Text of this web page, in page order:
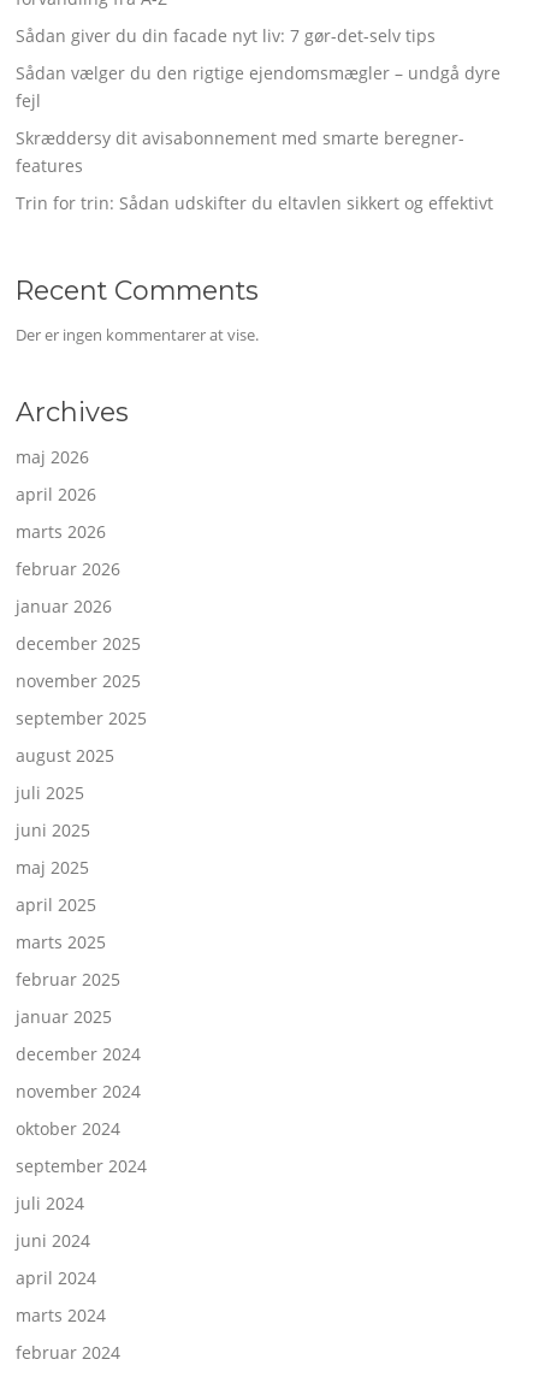
Sådan giver du din facade nyt liv: 7 gør-det-selv tips
Sådan vælger du den rigtige ejendomsmægler – undgå dyre
fejl
Skræddersy dit avisabonnement med smarte beregner-
features
Trin for trin: Sådan udskifter du eltavlen sikkert og effektivt
Recent Comments
Der er ingen kommentarer at vise.
Archives
maj 2026
april 2026
marts 2026
februar 2026
januar 2026
december 2025
november 2025
september 2025
august 2025
juli 2025
juni 2025
maj 2025
april 2025
marts 2025
februar 2025
januar 2025
december 2024
november 2024
oktober 2024
september 2024
juli 2024
juni 2024
april 2024
marts 2024
februar 2024